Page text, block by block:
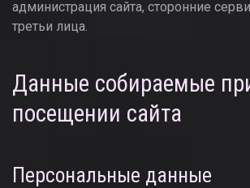
администрация сайта, сторонние
третьи лица.
Данные собираемые
посещении сайта
Персональные данные